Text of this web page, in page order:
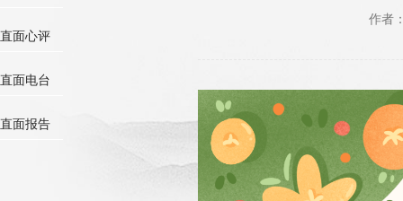
直面心评
直面电台
直面报告
作者